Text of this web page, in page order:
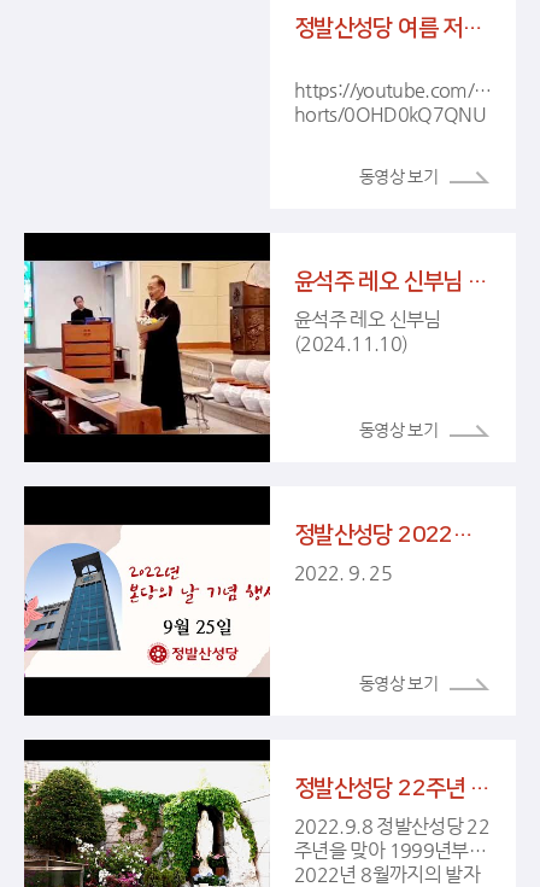
정발산성당 여름 저학년 신앙학교 동영상 _훼리스 수영장 (2025.7.19)
https://youtube.com/s
horts/0OHD0kQ7QNU
윤석주 레오 신부님 (2024.11.10)
윤석주 레오 신부님
(2024.11.10)
정발산성당 2022년 본당의 날 행사
2022. 9. 25
정발산성당 22주년 동영상
2022.9.8 정발산성당 22
주년을 맞아 1999년부터
2022년 8월까지의 발자